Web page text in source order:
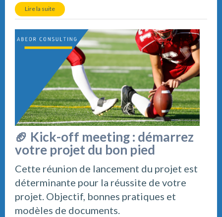
Lire la suite
🏈 Kick-off meeting : démarrez
votre projet du bon pied
Cette réunion de lancement du projet est
déterminante pour la réussite de votre
projet. Objectif, bonnes pratiques et
modèles de documents.